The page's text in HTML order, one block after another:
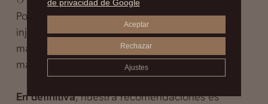
Podemos realizar unlipofilling, es decir, un
injerto de grasa en la zona para poder dar
mayor cobertura cutánea t asi, evitar que se
marquen las ondulaciones.
En definitiva, nuestra recomendaciones es
de privacidad de Google
Aceptar
Rechazar
Ajustes